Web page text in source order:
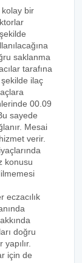
kolay bir
saklanma
tarafına
ilaç
00.09
sayede
Mesai
verir.
konusu
eczacılık
doğru
için de